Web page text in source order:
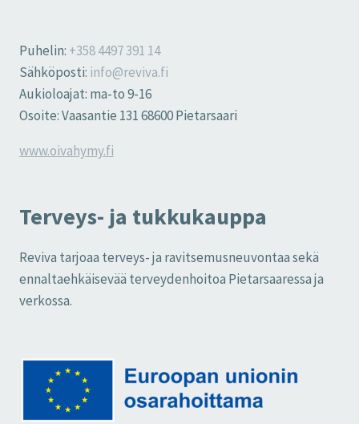
Puhelin: +358 4497 391 14
Sähköposti: info@reviva.fi
Aukioloajat: ma-to 9-16
Osoite: Vaasantie 131 68600 Pietarsaari
www.oivahymy.fi
Terveys- ja tukkukauppa
Reviva tarjoaa terveys- ja ravitsemusneuvontaa sekä
ennaltaehkäisevää terveydenhoitoa Pietarsaaressa ja
verkossa.